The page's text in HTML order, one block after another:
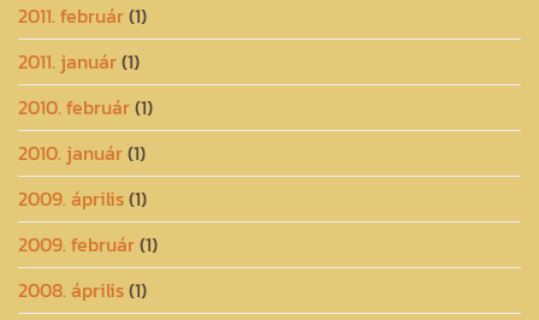
2011. február(1)
2011. január(1)
2010. február(1)
2010. január(1)
2009. április(1)
2009. február(1)
2008. április(1)